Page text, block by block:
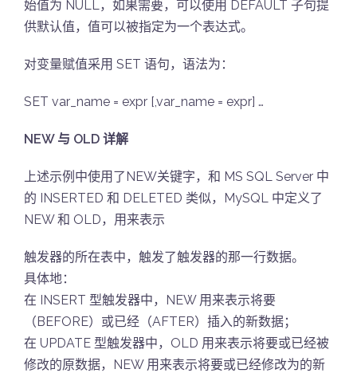
始值为 NULL，如果需要，可以使用 DEFAULT 子句提
供默认值，值可以被指定为一个表达式。
对变量赋值采用 SET 语句，语法为：
SET var_name = expr [,var_name = expr] …
NEW 与 OLD 详解
上述示例中使用了NEW关键字，和 MS SQL Server 中
的 INSERTED 和 DELETED 类似，MySQL 中定义了
NEW 和 OLD，用来表示
触发器的所在表中，触发了触发器的那一行数据。
具体地：
在 INSERT 型触发器中，NEW 用来表示将要
（BEFORE）或已经（AFTER）插入的新数据；
在 UPDATE 型触发器中，OLD 用来表示将要或已经被
修改的原数据，NEW 用来表示将要或已经修改为的新